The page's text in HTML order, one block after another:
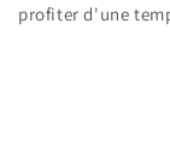
profiter d'une